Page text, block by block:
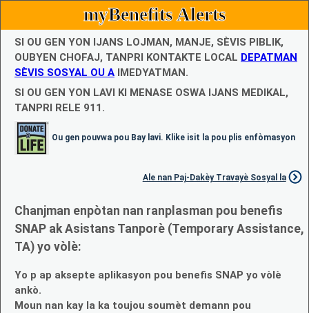
myBenefits Alerts
SI OU GEN YON IJANS LOJMAN, MANJE, SÈVIS PIBLIK,
OUBYEN CHOFAJ, TANPRI KONTAKTE LOCAL DEPATMAN
SÈVIS SOSYAL OU A IMEDYATMAN.
SI OU GEN YON LAVI KI MENASE OSWA IJANS MEDIKAL,
TANPRI RELE 911.
Ou gen pouvwa pou Bay lavi. Klike isit la pou plis enfòmasyon
Ale nan Paj-Dakèy Travayè Sosyal la
Chanjman enpòtan nan ranplasman pou benefis
SNAP ak Asistans Tanporè (Temporary Assistance,
TA) yo vòlè:
Yo p ap aksepte aplikasyon pou benefis SNAP yo vòlè
ankò.
Moun nan kay la ka toujou soumèt demann pou